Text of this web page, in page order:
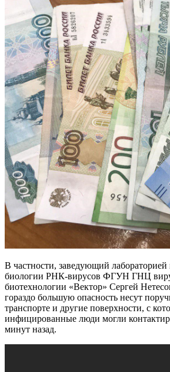
В частности, заведующий лабораторией
биологии РНК-вирусов ФГУН ГНЦ
биотехнологии «Вектор» Сергей
гораздо большую опасность несут
транспорте и другие поверхности, с
инфицированные люди могли
минут назад.